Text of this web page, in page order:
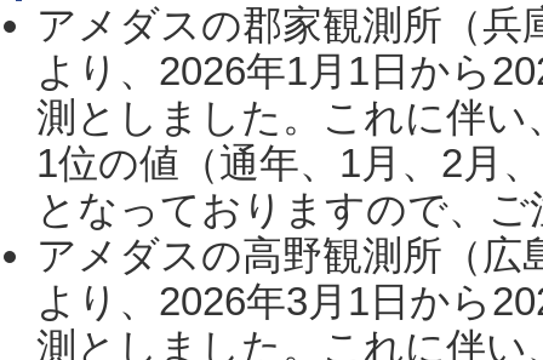
アメダスの郡家観測所（
より、2026年1月1日から
測としました。これに伴い
1位の値（通年、1月、2月
となっておりますので、
アメダスの高野観測所（
より、2026年3月1日から
測としました。これに伴い